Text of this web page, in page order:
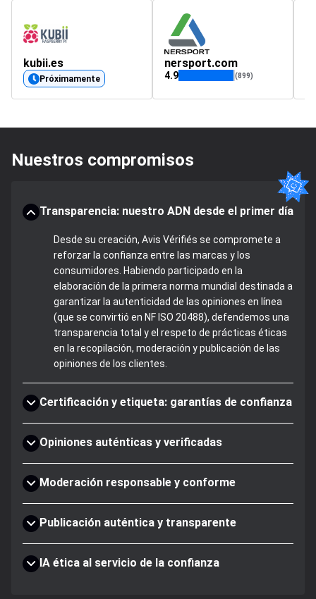
kubii.es
Próximamente
nersport.com
4.9 (899)
Nuestros compromisos
Transparencia: nuestro ADN desde el primer día
Desde su creación, Avis Vérifiés se compromete a
reforzar la confianza entre las marcas y los
consumidores. Habiendo participado en la
elaboración de la primera norma mundial destinada a
garantizar la autenticidad de las opiniones en línea
(que se convirtió en NF ISO 20488), defendemos una
transparencia total y el respeto de prácticas éticas
en la recopilación, moderación y publicación de las
opiniones de los clientes.
Certificación y etiqueta: garantías de confianza
Opiniones auténticas y verificadas
Moderación responsable y conforme
Publicación auténtica y transparente
IA ética al servicio de la confianza